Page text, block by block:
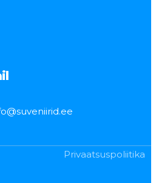
Privaatsuspoliitika